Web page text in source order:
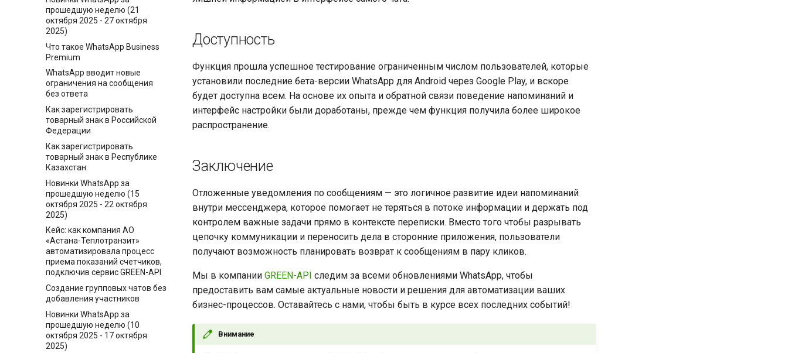
прошедшую неделю (21
октября 2025 - 27 октября
2025)
Что такое WhatsApp Business
Premium
WhatsApp вводит новые
ограничения на сообщения
без ответа
Как зарегистрировать
товарный знак в Российской
Федерации
Как зарегистрировать
товарный знак в Республике
Казахстан
Новинки WhatsApp за
прошедшую неделю (15
октября 2025 - 22 октября
2025)
Кейс: как компания АО
«Астана-Теплотранзит»
автоматизировала процесс
приема показаний счетчиков,
подключив сервис GREEN-API
Создание групповых чатов без
добавления участников
Новинки WhatsApp за
прошедшую неделю (10
октября 2025 - 17 октября
2025)
Доступность
Функция прошла успешное тестирование ограниченным числом пользователей, которые
установили последние бета-версии WhatsApp для Android через Google Play, и вскоре
будет доступна всем. На основе их опыта и обратной связи поведение напоминаний и
интерфейс настройки были доработаны, прежде чем функция получила более широкое
распространение.
Заключение
Отложенные уведомления по сообщениям — это логичное развитие идеи напоминаний
внутри мессенджера, которое помогает не теряться в потоке информации и держать под
контролем важные задачи прямо в контексте переписки. Вместо того чтобы разрывать
цепочку коммуникации и переносить дела в сторонние приложения, пользователи
получают возможность планировать возврат к сообщениям в пару кликов.
Мы в компании GREEN-API следим за всеми обновлениями WhatsApp, чтобы
предоставить вам самые актуальные новости и решения для автоматизации ваших
бизнес-процессов. Оставайтесь с нами, чтобы быть в курсе всех последних событий!
Внимание